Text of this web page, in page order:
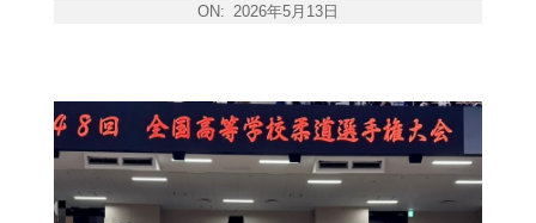
ON: 2026年5月13日